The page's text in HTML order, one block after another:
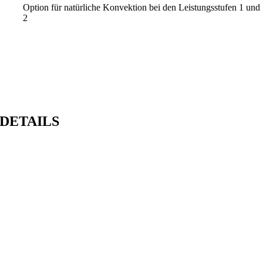
Option für natürliche Konvektion bei den Leistungsstufen 1 und
2
DETAILS